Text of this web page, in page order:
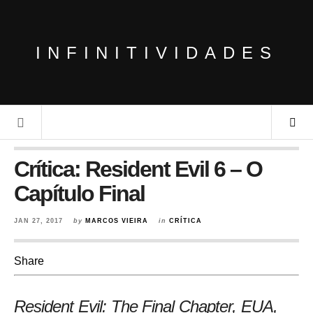
INFINITIVIDADES
Crítica: Resident Evil 6 – O
Capítulo Final
JAN 27, 2017 by MARCOS VIEIRA in CRÍTICA
Share
Resident Evil: The Final Chapter, EUA,